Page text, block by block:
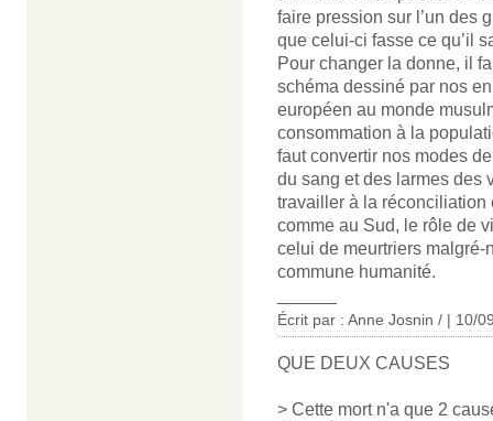
faire pression sur l’un des
que celui-ci fasse ce qu’il
Pour changer la donne, il
schéma dessiné par nos
européen au monde
consommation à la
faut convertir nos modes
du sang et des larmes des
travailler à la réconciliation
comme au Sud, le rôle de
celui de meurtriers malgré-
commune humanité.
Écrit par : Anne Josnin / | 10/
QUE DEUX CAUSES
> Cette mort n'a que 2